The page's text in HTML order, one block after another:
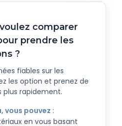
comparer
prendre les
?
fiables sur les
les option et prenez de
plus rapidement.
vous pouvez :
en vous basant